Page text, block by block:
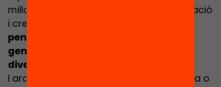
millorar, a desenvolupar la seva imaginació
i creativitat.
pensament divergent i congruent i
generem una atmosfera motivant i
divertida
I ara no es tracta de portar jocs de taula o